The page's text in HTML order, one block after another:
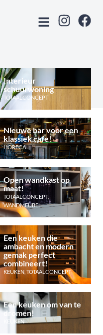
Interieur
schuurwoning
TOTAALCONCEPT
Nieuwe bar voor een
klassiek cafe!
HORECA
Open wandkast op
maat!
TOTAALCONCEPT,
WANDMEUBEL
Een keuken die
ambacht en modern
gemak perfect
combineert!
KEUKEN TOTAALCONCEPT
Een keuken om van te
dromen!
KEUKEN